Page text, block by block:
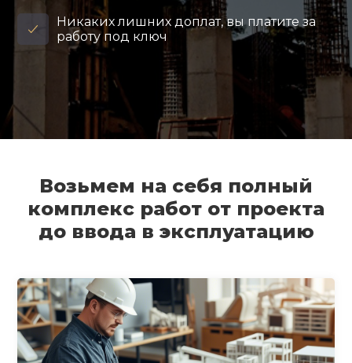
Никаких лишних доплат, вы платите за
работу под ключ
Возьмем на себя полный
комплекс работ от проекта
до ввода в эксплуатацию